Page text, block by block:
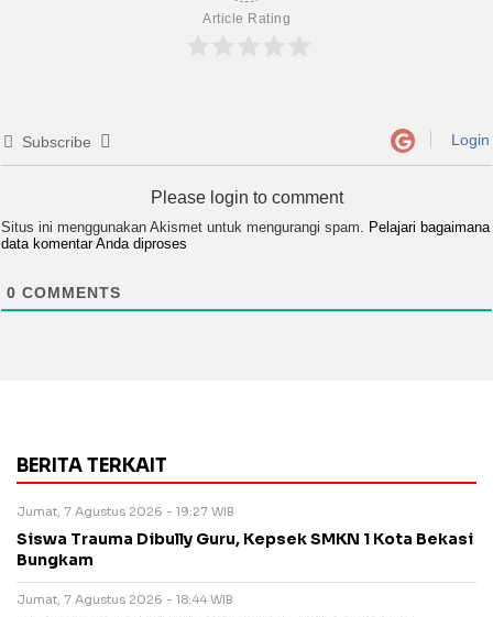
Article Rating
Subscribe Login
Please login to comment
Situs ini menggunakan Akismet untuk mengurangi spam. Pelajari bagaimana
data komentar Anda diproses
0 COMMENTS
BERITA TERKAIT
Jumat, 7 Agustus 2026 - 19:27 WIB
Siswa Trauma Dibully Guru, Kepsek SMKN 1 Kota Bekasi
Bungkam
Jumat, 7 Agustus 2026 - 18:44 WIB